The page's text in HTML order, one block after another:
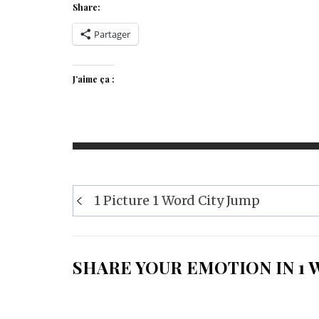
Share:
Partager
J’aime ça :
Navigation
de
1 Picture 1 Word City Jump
SHARE YOUR EMOTION IN 1